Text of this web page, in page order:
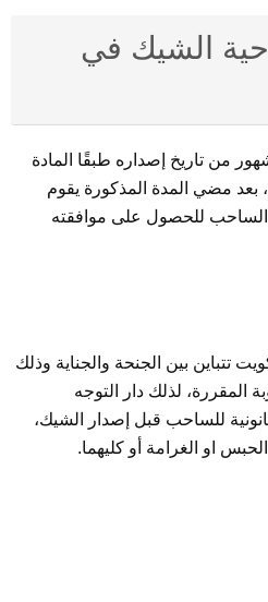
الشيك في
من تاريخ إصداره طبقًا المادة
بعد مضي المدة المذكورة يقوم
الساحب للحصول على موافقته
تتباين بين الجنحة والجناية وذلك
المقررة، لذلك دار التوجه
للساحب قبل إصدار الشيك،
او الغرامة أو كليهما.